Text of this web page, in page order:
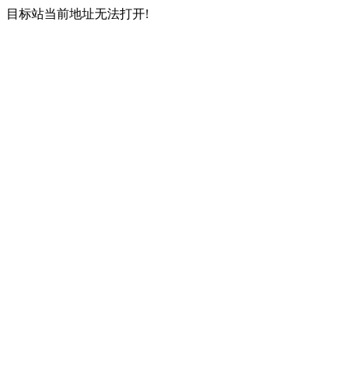
目标站当前地址无法打开!